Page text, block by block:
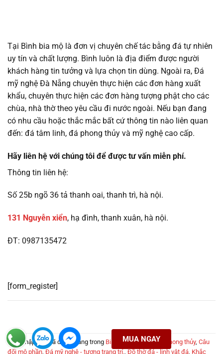
Tại Bình bia mộ là đơn vị chuyên chế tác bằng đá tự nhiên
uy tín và chất lượng. Bình luôn là địa điểm được người
khách hàng tin tưởng và lựa chọn tin dùng. Ngoài ra, Đá
mỹ nghệ Đà Nẵng chuyên thực hiện các đơn hàng xuất
khẩu, chuyên thực hiện các đơn hàng tượng phật cho các
chùa, nhà thờ theo yêu cầu đi nước ngoài. Nếu bạn đang
có nhu cầu hoặc thắc mắc bất cứ thông tin nào liên quan
đến: đá tâm linh, đá phong thủy và mỹ nghệ cao cấp.
Hãy liên hệ với chúng tôi để được tư vấn miễn phí.
Thông tin liên hệ:
Số 25b ngõ 36 tả thanh oai, thanh trì, hà nội.
131 Nguyễn xiển, hạ đình, thanh xuân, hà nội.
ĐT: 0987135472
[form_register]
Mục nhập này đã được đăng trong Bia mộ liệt sĩ ,Bia mộ phong thủy, Câu
đối mộ phần Đá mỹ nghệ - tượng trang trí. Đồ thờ đá - linh vật đá Khắc
MUA NGAY